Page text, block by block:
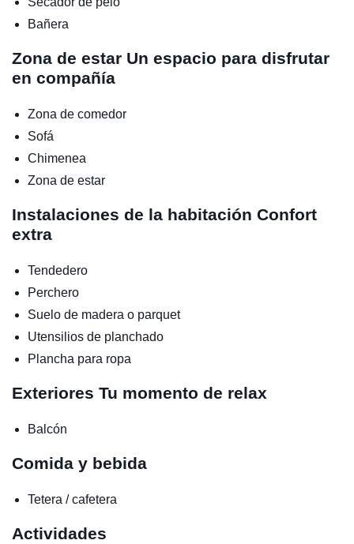
Bañera
Zona de estar Un espacio para disfrutar
en compañía
Zona de comedor
Sofá
Chimenea
Zona de estar
Instalaciones de la habitación Confort
extra
Tendedero
Perchero
Suelo de madera o parquet
Utensilios de planchado
Plancha para ropa
Exteriores Tu momento de relax
Balcón
Comida y bebida
Tetera / cafetera
Actividades